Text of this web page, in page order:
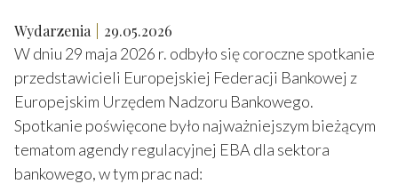
Wydarzenia 29.05.2026
W dniu 29 maja 2026 r. odbyło się coroczne spotkanie
przedstawicieli Europejskiej Federacji Bankowej z
Europejskim Urzędem Nadzoru Bankowego.
Spotkanie poświęcone było najważniejszym bieżącym
tematom agendy regulacyjnej EBA dla sektora
bankowego, w tym prac nad: